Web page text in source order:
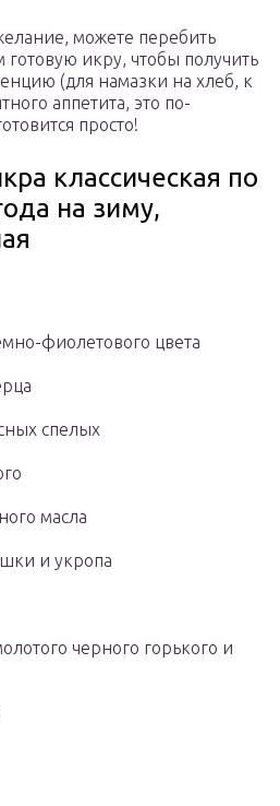
можете перебить
икру, чтобы получить
(для намазки на хлеб, к
аппетита, это по-
просто!
классическая по
на зиму,
фиолетового цвета
спелых
масла
и укропа
черного горького и